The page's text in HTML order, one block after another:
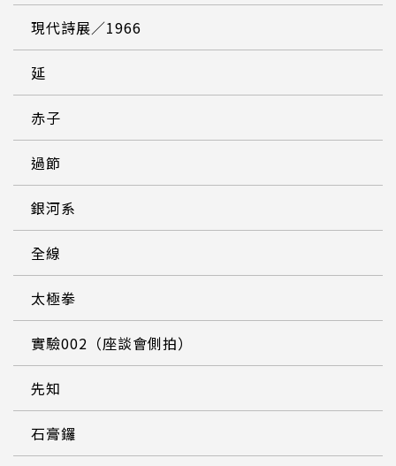
現代詩展／1966
延
赤子
過節
銀河系
全線
太極拳
實驗002（座談會側拍）
先知
石膏鑼